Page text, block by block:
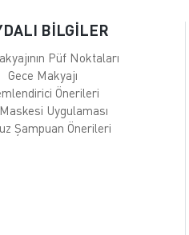
BİLGİLER
Püf Noktaları
Gece Makyajı
Önerileri
Uygulaması
Şampuan Önerileri